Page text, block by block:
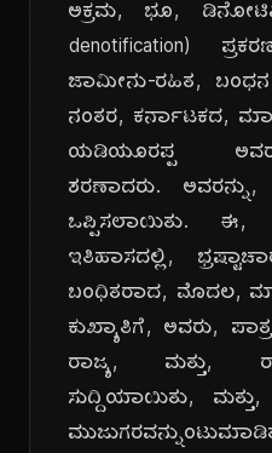
ಅಕ್ರಮ, ಭೂ,
denotification)
ಜಾಮೀನು-ರಹಿತ,
ನಂತರ, ಕರ್ನಾಟಕದ,
ಯಡಿಯೂರಪ್ಪ
ಶರಣಾದರು.
ಒಪ್ಪಿಸಲಾಯಿತು. ಈ,
ಇತಿಹಾಸದಲ್ಲಿ,
ಬಂಧಿತರಾದ, ಮೊದಲ,
ಕುಖ್ಯಾತಿಗೆ, ಅವರು,
ರಾಜ್ಯ, ಮತ್ತು,
ಸುದ್ದಿಯಾಯಿತು,